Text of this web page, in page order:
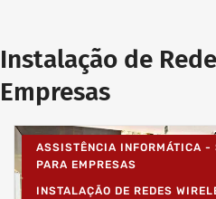
Instalação de
Empresas
ASSISTÊNCIA INFORMÁTICA -
PARA EMPRESAS
INSTALAÇÃO DE REDES